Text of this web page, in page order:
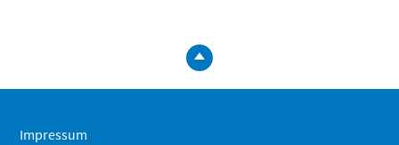
zum
Impressum